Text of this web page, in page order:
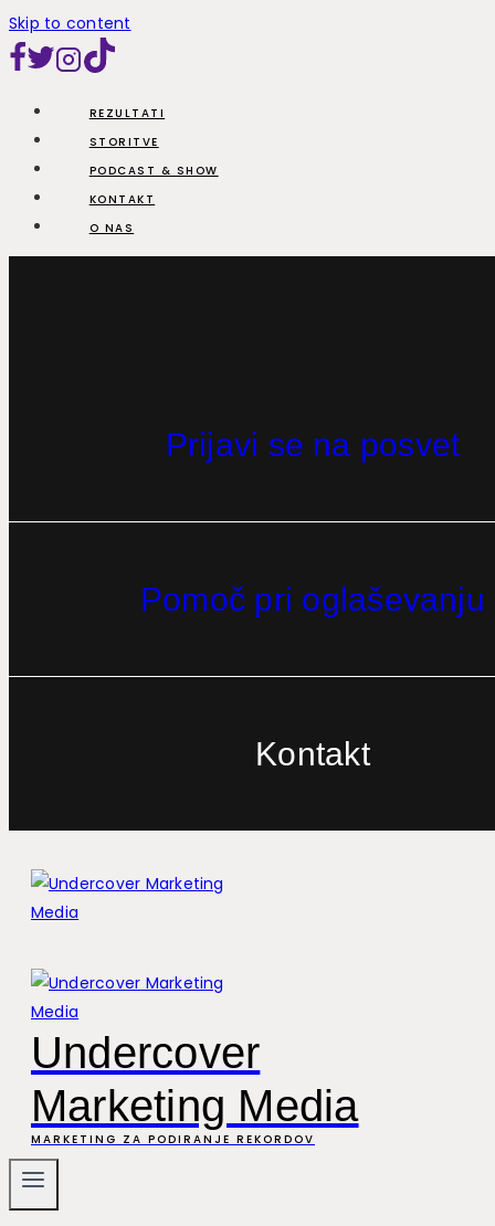
Skip to content
REZULTATI
STORITVE
PODCAST & SHOW
KONTAKT
O NAS
Prijavi se na posvet
Pomoč pri oglaševanju
Kontakt
Undercover
Marketing Media
MARKETING ZA PODIRANJE REKORDOV